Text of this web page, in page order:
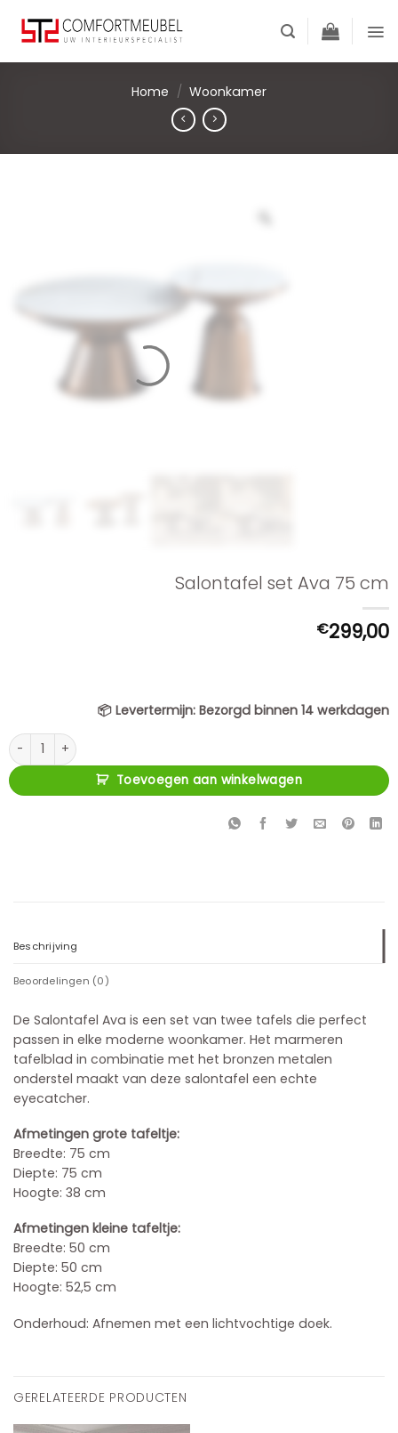
content
Home / Woonkamer
Salontafel set Ava 75 cm
€299,00
📦 Levertermijn: Bezorgd binnen 14 werkdagen
Salontafel set Ava 75 cm aantal
Toevoegen aan winkelwagen
Beschrijving
Beoordelingen (0)
De Salontafel Ava is een set van twee tafels die perfect
passen in elke moderne woonkamer. Het marmeren
tafelblad in combinatie met het bronzen metalen
onderstel maakt van deze salontafel een echte
eyecatcher.
Afmetingen grote tafeltje:
Breedte: 75 cm
Diepte: 75 cm
Hoogte: 38 cm
Afmetingen kleine tafeltje:
Breedte: 50 cm
Diepte: 50 cm
Hoogte: 52,5 cm
Onderhoud: Afnemen met een lichtvochtige doek.
GERELATEERDE PRODUCTEN